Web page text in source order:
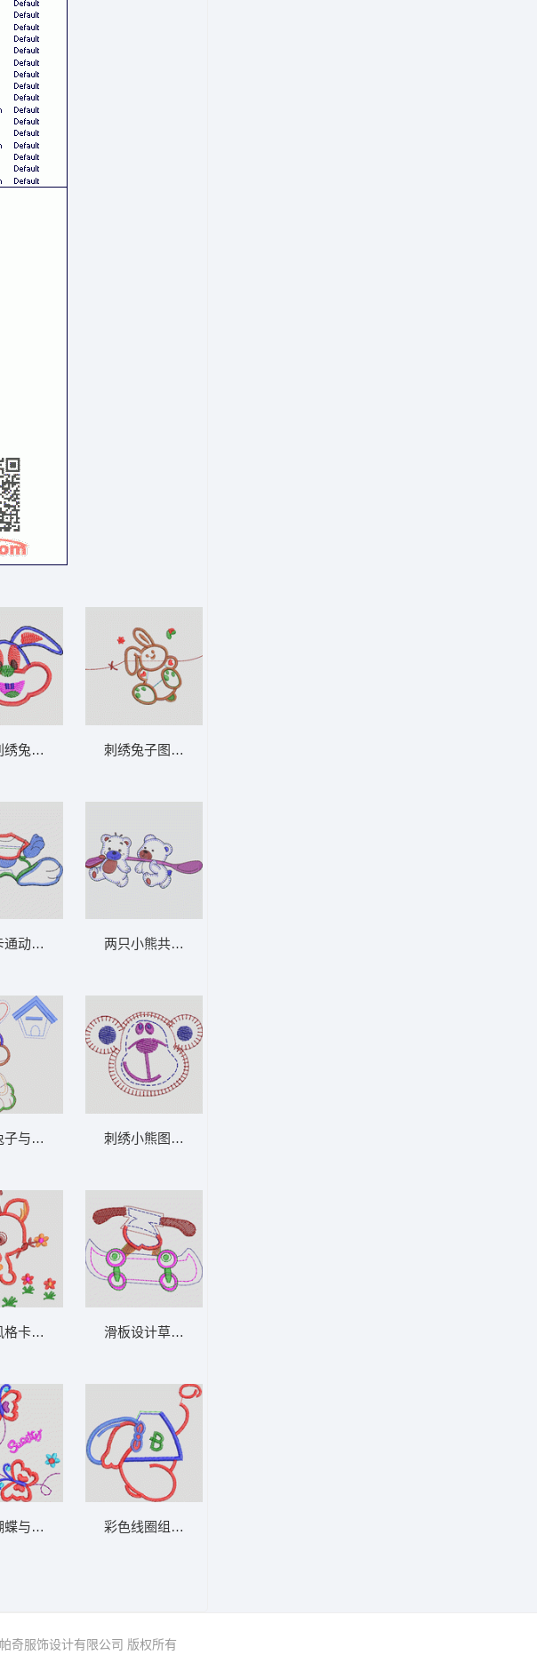
童装章标贴布
童装章标贴布
童装章标贴布
卡通童装章标贴布
童装章标贴布
彩色刺绣兔子头像 卡通童装章标贴布
刺绣卡通动物图案 卡通童装章标贴布
刺绣兔子与鸟屋图案 卡通童装章标贴布
刺绣风格卡通动物图案 卡通童装章标贴布
彩色蝴蝶与花朵装饰图案 卡通童装章标贴布
奇服饰设计有限公司 版权所有